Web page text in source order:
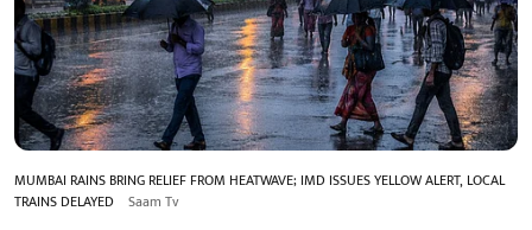
MUMBAI RAINS BRING RELIEF FROM HEATWAVE; IMD ISSUES YELLOW ALERT, LOCAL
TRAINS DELAYED Saam Tv